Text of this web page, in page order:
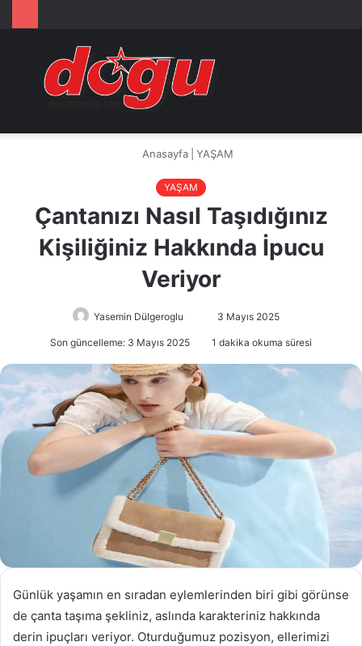
Arama
...
Anasayfa YAŞAM
YAŞAM
Çantanızı Nasıl Taşıdığınız
Kişiliğiniz Hakkında İpucu
Veriyor
Yasemin Dülgeroglu
göndermek
3 Mayıs 2025
Son güncelleme: 3 Mayıs 2025 1 dakika okuma süresi
Günlük yaşamın en sıradan eylemlerinden biri gibi görünse
de çanta taşıma şekliniz, aslında karakteriniz hakkında
derin ipuçları veriyor. Oturduğumuz pozisyon, ellerimizi